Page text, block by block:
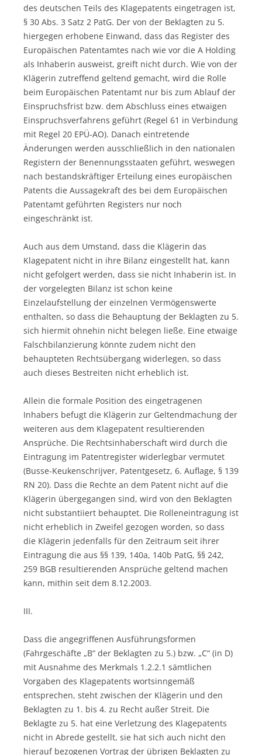
des deutschen Teils des Klagepatents eingetragen ist,
§ 30 Abs. 3 Satz 2 PatG. Der von der Beklagten zu 5.
hiergegen erhobene Einwand, dass das Register des
Europäischen Patentamtes nach wie vor die A Holding
als Inhaberin ausweist, greift nicht durch. Wie von der
Klägerin zutreffend geltend gemacht, wird die Rolle
beim Europäischen Patentamt nur bis zum Ablauf der
Einspruchsfrist bzw. dem Abschluss eines etwaigen
Einspruchsverfahrens geführt (Regel 61 in Verbindung
mit Regel 20 EPÜ-AO). Danach eintretende
Änderungen werden ausschließlich in den nationalen
Registern der Benennungsstaaten geführt, weswegen
nach bestandskräftiger Erteilung eines europäischen
Patents die Aussagekraft des bei dem Europäischen
Patentamt geführten Registers nur noch
eingeschränkt ist.
Auch aus dem Umstand, dass die Klägerin das
Klagepatent nicht in ihre Bilanz eingestellt hat, kann
nicht gefolgert werden, dass sie nicht Inhaberin ist. In
der vorgelegten Bilanz ist schon keine
Einzelaufstellung der einzelnen Vermögenswerte
enthalten, so dass die Behauptung der Beklagten zu 5.
sich hiermit ohnehin nicht belegen ließe. Eine etwaige
Falschbilanzierung könnte zudem nicht den
behaupteten Rechtsübergang widerlegen, so dass
auch dieses Bestreiten nicht erheblich ist.
Allein die formale Position des eingetragenen
Inhabers befugt die Klägerin zur Geltendmachung der
weiteren aus dem Klagepatent resultierenden
Ansprüche. Die Rechtsinhaberschaft wird durch die
Eintragung im Patentregister widerlegbar vermutet
(Busse-Keukenschrijver, Patentgesetz, 6. Auflage, § 139
RN 20). Dass die Rechte an dem Patent nicht auf die
Klägerin übergegangen sind, wird von den Beklagten
nicht substantiiert behauptet. Die Rolleneintragung ist
nicht erheblich in Zweifel gezogen worden, so dass
die Klägerin jedenfalls für den Zeitraum seit ihrer
Eintragung die aus §§ 139, 140a, 140b PatG, §§ 242,
259 BGB resultierenden Ansprüche geltend machen
kann, mithin seit dem 8.12.2003.
III.
Dass die angegriffenen Ausführungsformen
(Fahrgeschäfte „B“ der Beklagten zu 5.) bzw. „C“ (in D)
mit Ausnahme des Merkmals 1.2.2.1 sämtlichen
Vorgaben des Klagepatents wortsinngemäß
entsprechen, steht zwischen der Klägerin und den
Beklagten zu 1. bis 4. zu Recht außer Streit. Die
Beklagte zu 5. hat eine Verletzung des Klagepatents
nicht in Abrede gestellt, sie hat sich auch nicht den
hierauf bezogenen Vortrag der übrigen Beklagten zu